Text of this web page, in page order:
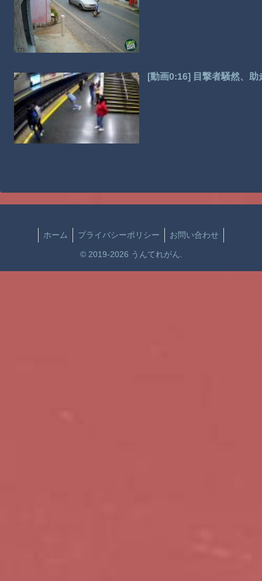
[動画0:16] 目撃者騒然、
ホーム プライバシーポリシー お問い合わせ
© 2019-2026 うんてれがん.